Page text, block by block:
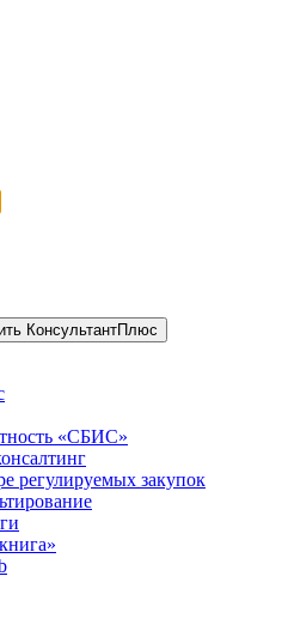
КонсультантПлюс
«СБИС»
регулируемых закупок